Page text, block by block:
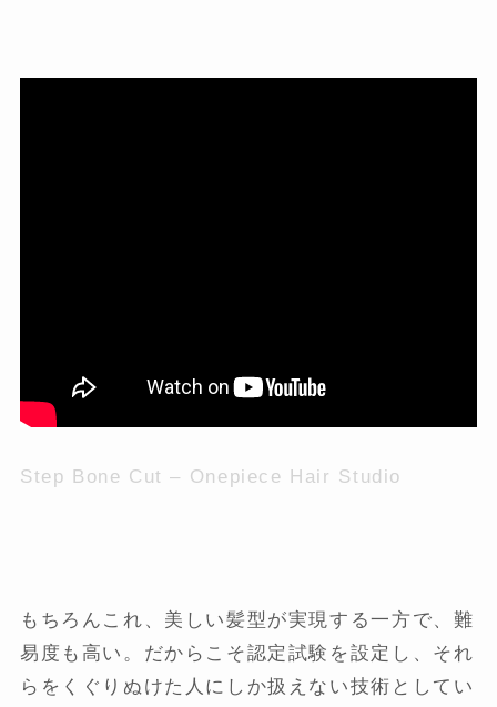
Step Bone Cut – Onepiece Hair Studio
もちろんこれ、美しい髪型が実現する一方で、難
易度も高い。だからこそ認定試験を設定し、それ
らをくぐりぬけた人にしか扱えない技術としてい